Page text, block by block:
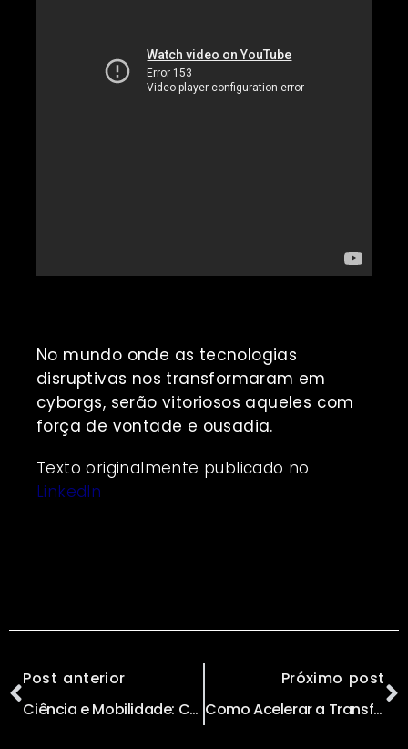
No mundo onde as tecnologias
disruptivas nos transformaram em
cyborgs, serão vitoriosos aqueles com
força de vontade e ousadia.
Texto originalmente publicado no
LinkedIn
Post anterior
Ciência e Mobilidade: Como Vencer o Desafio do Trânsito?
Próximo post
Como Acelerar a Transformação Digital do Brasil?